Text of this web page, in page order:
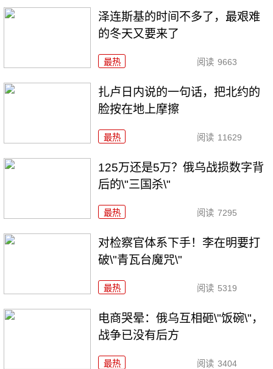
泽连斯基的时间不多了，最艰难
的冬天又要来了
最热 阅读 9663
扎卢日内说的一句话，把北约的
脸按在地上摩擦
最热 阅读 11629
125万还是5万？俄乌战损数字背
后的\"三国杀\"
最热 阅读 7295
对检察官体系下手！李在明要打
破\"青瓦台魔咒\"
最热 阅读 5319
电商哭晕：俄乌互相砸\"饭碗\"，
战争已没有后方
最热 阅读 3404